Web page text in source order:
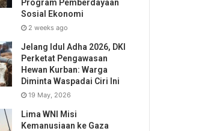
Program Pemberdayaan
Sosial Ekonomi
2 weeks ago
Jelang Idul Adha 2026, DKI
Perketat Pengawasan
Hewan Kurban: Warga
Diminta Waspadai Ciri Ini
19 May, 2026
Lima WNI Misi
Kemanusiaan ke Gaza